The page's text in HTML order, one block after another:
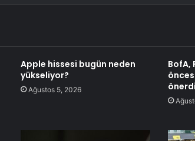
Apple hissesi bugün neden
yükseliyor?
Ağustos 5, 2026
BofA,
önerdi